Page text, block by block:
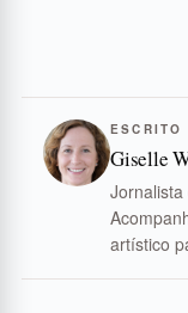
ESCRITO
Giselle
artístico